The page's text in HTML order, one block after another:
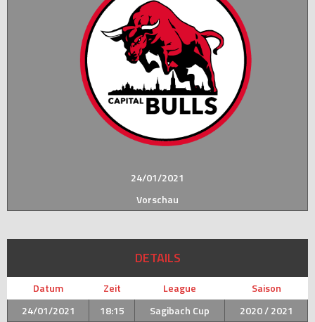
24/01/2021
Vorschau
DETAILS
Datum Zeit League
Saison
24/01/2021
18:15 Sagibach Cup 2020 / 2021